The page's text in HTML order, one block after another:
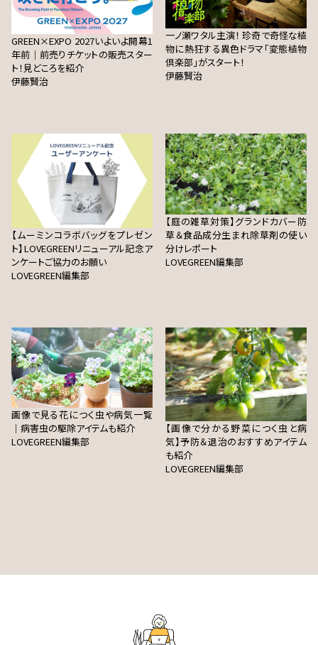
GREEN×EXPO 2027いよいよ開幕1
年前｜前売りチケットの販売スター
ト！見どころを紹介
伊藤賢治
一ノ瀬ワタル主演！ 珍奇で奇怪な植
物に熱狂する異色ドラマ「変態植物
倶楽部」がスタート！
伊藤賢治
【ムーミンコラボバッグをプレゼン
ト】LOVEGREENリニューアル記念ア
ンケートご協力のお願い
LOVEGREEN編集部
【庭の雑草対策】グランドカバー防
草＆食品成分生まれ除草剤の使い
分けレポート
LOVEGREEN編集部
画像で見る花につく虫や病気一覧
｜病害虫の駆除アイテムも紹介
LOVEGREEN編集部
【画像で分かる野菜につく虫と病
気】予防＆退治のおすすめアイテム
も紹介
LOVEGREEN編集部